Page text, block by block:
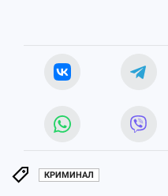
КРИМИНАЛ